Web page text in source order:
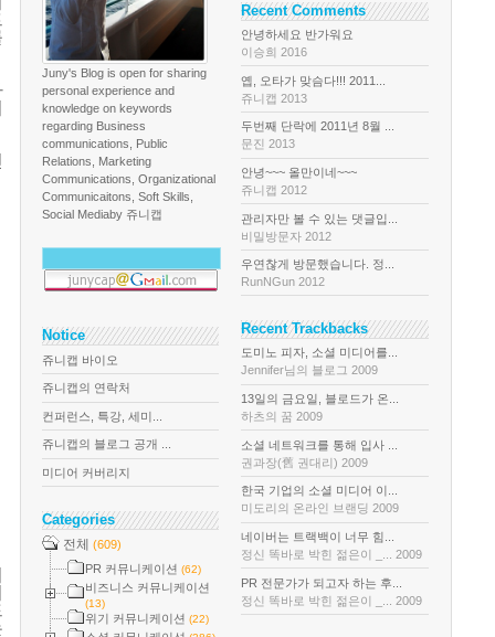
Juny's Blog is open for sharing
personal experience and
knowledge on keywords
regarding Business
communications, Public
Relations, Marketing
Communications, Organizational
Communicaitons, Soft Skills,
Social Mediaby 쥬니캡
Notice
쥬니캡 바이오
쥬니캡의 연락처
컨퍼런스, 특강, 세미...
쥬니캡의 블로그 공개 ...
미디어 커버리지
Categories
전체 (609)
PR 커뮤니케이션 (62)
비즈니스 커뮤니케이션
(13)
위기 커뮤니케이션 (22)
Recent Comments
안녕하세요 반가워요
이승희 2016
옙, 오타가 맞슴다!!! 2011...
쥬니캡 2013
두번째 단락에 2011년 8월 ...
문진 2013
안녕~~~ 올만이네~~~
쥬니캡 2012
관리자만 볼 수 있는 댓글입...
비밀방문자 2012
우연찮게 방문했습니다. 정...
RunNGun 2012
Recent Trackbacks
도미노 피자, 소셜 미디어를...
Jennifer님의 블로그 2009
13일의 금요일, 블로드가 온...
하츠의 꿈 2009
소셜 네트워크를 통해 입사 ...
권과장(舊 권대리) 2009
한국 기업의 소셜 미디어 이...
미도리의 온라인 브랜딩 2009
네이버는 트랙백이 너무 힘...
정신 똑바로 박힌 젊은이 _... 2009
PR 전문가가 되고자 하는 후...
정신 똑바로 박힌 젊은이 _... 2009